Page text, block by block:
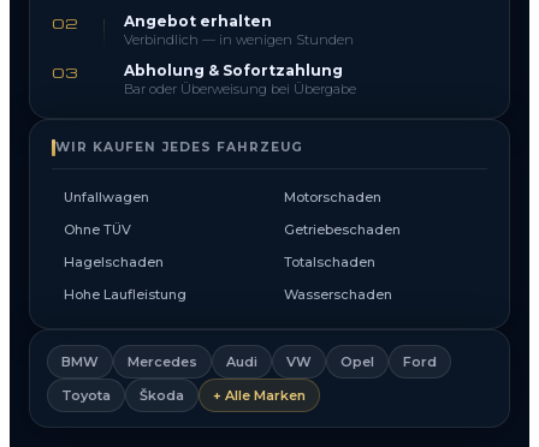
02 Angebot erhalten
Verbindlich — in wenigen Stunden
03 Abholung & Sofortzahlung
Bar oder Überweisung bei Übergabe
WIR KAUFEN JEDES FAHRZEUG
Unfallwagen
Motorschaden
Ohne TÜV
Getriebeschaden
Hagelschaden
Totalschaden
Hohe Laufleistung
Wasserschaden
BMW Mercedes Audi VW Opel
Ford
Toyota
Škoda + Alle Marken